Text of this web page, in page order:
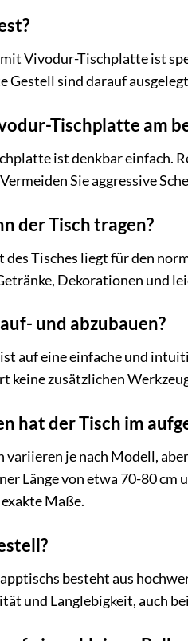
mit Vivodur-Tischplatte ist
Gestell sind darauf
Tischplatte am
ist denkbar einfach.
Sie aggressive
der Tisch tragen?
Tisches liegt für den
Dekorationen und
und abzubauen?
auf eine einfache und
keine zusätzlichen
hat der Tisch im
variieren je nach Modell,
Länge von etwa 70-80
Maße.
besteht aus
und Langlebigkeit, auch